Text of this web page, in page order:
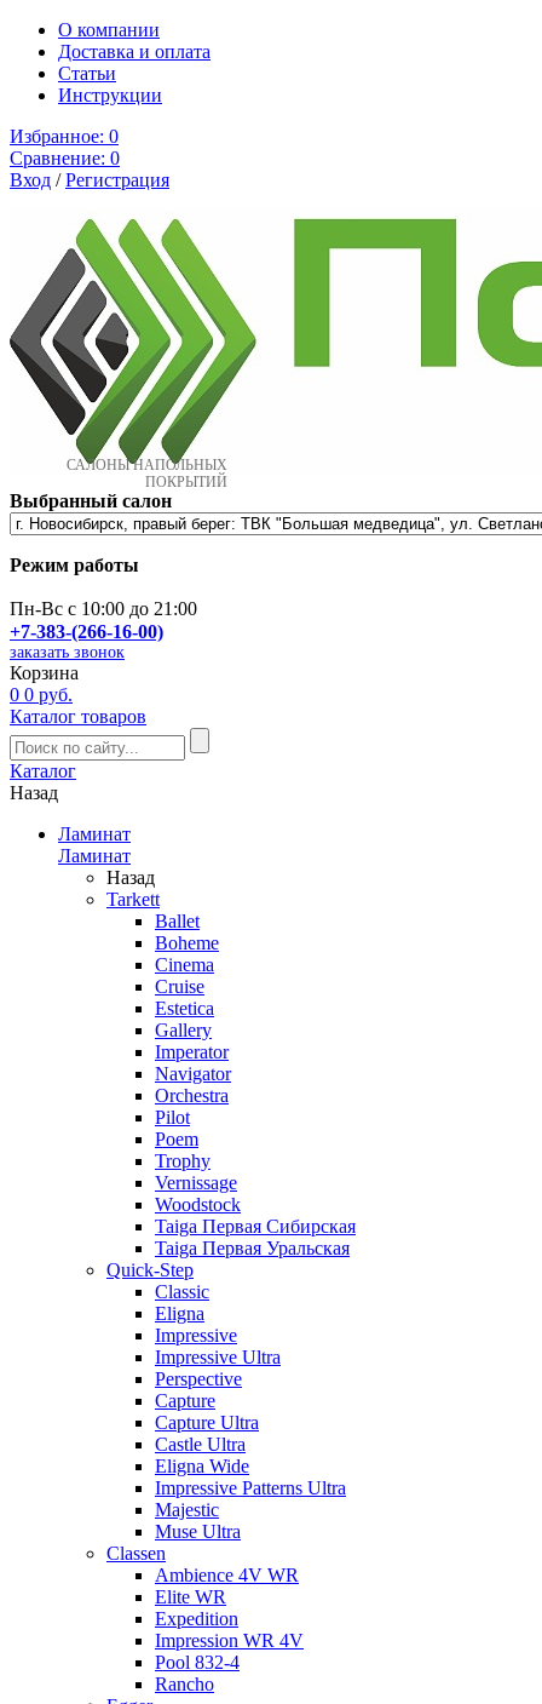
О компании
Доставка и оплата
Cтатьи
Инструкции
Избранное: 0
Сравнение: 0
Вход /Регистрация
САЛОНЫ НАПОЛЬНЫХ
ПОКРЫТИЙ
Выбранный салон
Режим работы
Пн-Вс с 10:00 до 21:00
+7-383-(266-16-00)
заказать звонок
Корзина
0 0 руб.
Каталог товаров
Каталог
Назад
Ламинат
Ламинат
Назад
Tarkett
Ballet
Boheme
Cinema
Cruise
Estetica
Gallery
Imperator
Navigator
Orchestra
Pilot
Poem
Trophy
Vernissage
Woodstock
Taiga Первая Сибирская
Taiga Первая Уральская
Quick-Step
Classic
Eligna
Impressive
Impressive Ultra
Perspective
Capture
Capture Ultra
Castle Ultra
Eligna Wide
Impressive Patterns Ultra
Majestic
Muse Ultra
Classen
Ambience 4V WR
Elite WR
Expedition
Impression WR 4V
Pool 832-4
Rancho